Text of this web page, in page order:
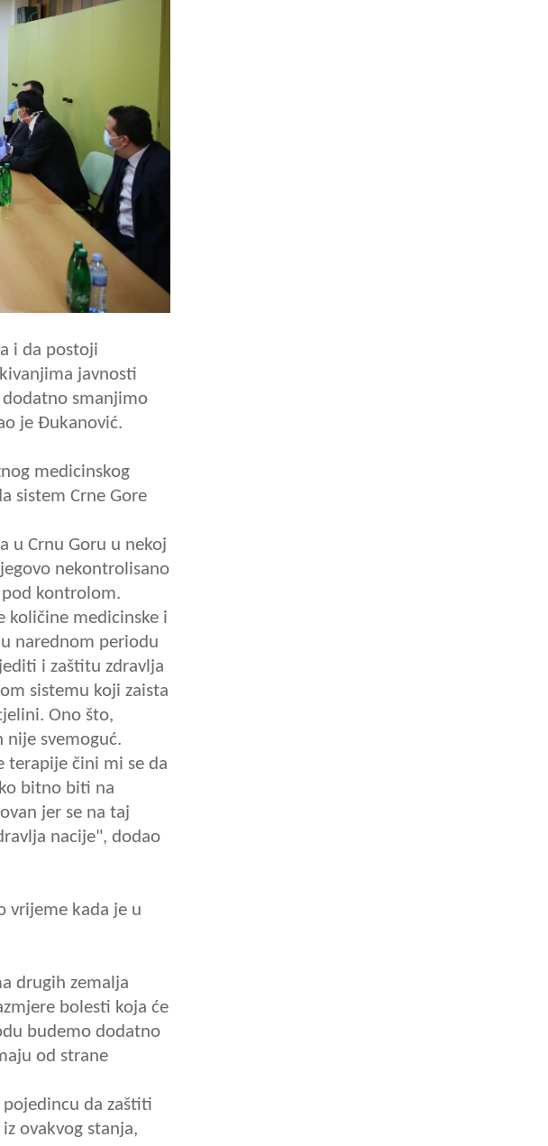
i da postoji
javnosti
dodatno smanjimo
je Đukanović.
medicinskog
sistem Crne Gore
u Crnu Goru u nekoj
nekontrolisano
pod kontrolom.
količine medicinske i
narednom periodu
i zaštitu zdravlja
sistemu koji zaista
Ono što,
nije svemoguć.
terapije čini mi se da
bitno biti na
jer se na taj
nacije", dodao
vrijeme kada je u
drugih zemalja
bolesti koja će
budemo dodatno
od strane
da zaštiti
ovakvog stanja,